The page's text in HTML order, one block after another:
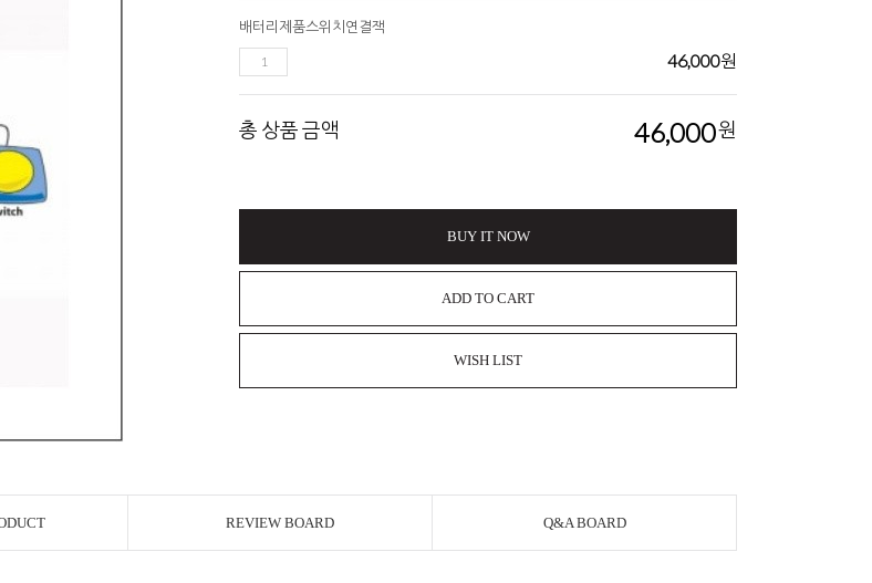
배터리제품스위치연결잭
46,000원
총 상품 금액 46,000원
BUY IT NOW
ADD TO CART
WISH LIST
REVIEW BOARD Q&A BOARD